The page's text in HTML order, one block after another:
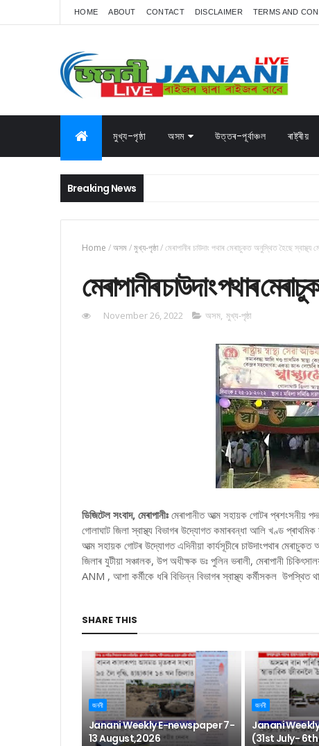
HOME ABOUT CONTACT DISCLAIMER TERMS AND
মুখ্য-পৃষ্ঠা অসম উত্তৰ-পূৰ্বাঞ্চল ৰাষ্ট্ৰীয়
Breaking News
Home /অসম/মুখ্য-পৃষ্ঠা/মেৰাপানীৰ চাউদাং পথাৰ মেৰাচুকত অনুস্থিত হৈছে স্বাস্থ্য
মেৰাপানীৰ চাউদাং পথাৰ
November 26, 2022 অসম, মুখ্য-পৃষ্ঠা
ডিজিটেল সংবাদ, মেৰাপানীঃ মেৰাপানীত আত্ম সহায়ক গোটৰ প্ৰশংসনীয়
গোলাঘাট জিলা স্বাস্থ্য বিভাগৰ উদ্যোগত কমাৰবন্ধা আলি খণ্ড
আত্ম সহায়ক গোটৰ উদ্যোগত এদিনীয়া কাৰ্যসূচীৰে চাউদাংপথাৰ
জিলাৰ যুটীয়া সঞ্চালক, উপ অধীক্ষক ডঃ পুলিন ভৰালী, মেৰাপানী
ANM , আশা কৰ্মীকে ধৰি বিভিন্ন বিভাগৰ স্বাস্থ্য কৰ্মীসকল উপস্থিত
SHARE THIS
জননী
Janani Weekly E-newspaper 7-
13 August,2026
জননী
Janani
(31st July-